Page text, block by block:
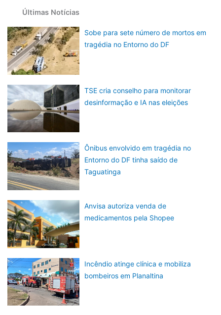
Últimas Notícias
Sobe para sete número de mortos em
tragédia no Entorno do DF
TSE cria conselho para monitorar
desinformação e IA nas eleições
Ônibus envolvido em tragédia no
Entorno do DF tinha saído de
Taguatinga
Anvisa autoriza venda de
medicamentos pela Shopee
Incêndio atinge clínica e mobiliza
bombeiros em Planaltina